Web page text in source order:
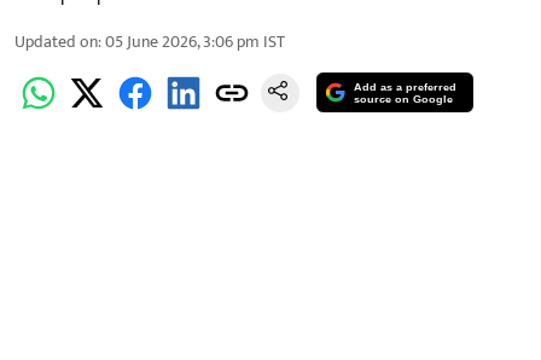
Updated on:05 June 2026, 3:06 pm IST
Add as a preferred
source on Google